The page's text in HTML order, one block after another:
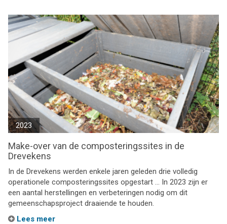
2023
Make-over van de composteringssites in de
Drevekens
In de Drevekens werden enkele jaren geleden drie volledig
operationele composteringssites opgestart … In 2023 zijn er
een aantal herstellingen en verbeteringen nodig om dit
gemeenschapsproject draaiende te houden.
Lees meer